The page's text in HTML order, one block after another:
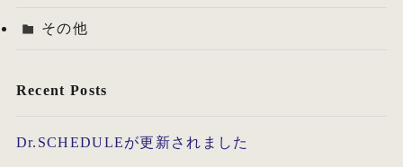
その他
Recent Posts
Dr.SCHEDULEが更新されました